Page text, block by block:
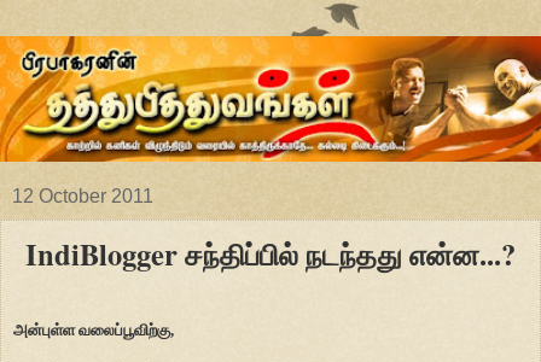
12 October 2011
IndiBlogger சந்திப்பில் நடந்தது என்ன...?
அன்புள்ள வலைப்பூவிற்கு,